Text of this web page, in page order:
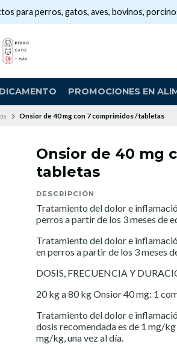
PROMOCIONES EN
para perros, gatos, aves, bovinos,
Onsior de 40 mg con 7 comprimidos / tabletas
Onsior de 40 mg
tabletas
DESCRIPCIÓN
Tratamiento del dolor e
perros a partir de los 3 meses de
Tratamiento del dolor e
en perros a partir de los 3 meses
DOSIS, FRECUENCIA Y
20 kg a 80 kg Onsior 40 mg: 1
Tratamiento del dolor e
dosis recomendada es de 1 mg/
mg/kg, una vez al día.